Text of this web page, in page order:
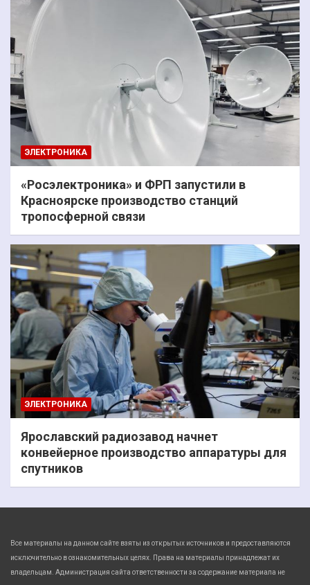
ЭЛЕКТРОНИКА
«Росэлектроника» и ФРП запустили в
Красноярске производство станций
тропосферной связи
ЭЛЕКТРОНИКА
Ярославский радиозавод начнет
конвейерное производство аппаратуры для
спутников
Все материалы на данном сайте взяты из открытых источников и предоставляются
исключительно в ознакомительных целях. Права на материалы принадлежат их
владельцам. Администрация сайта ответственности за содержание материала не